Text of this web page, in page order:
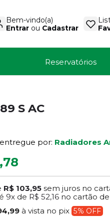
Bem-vindo(a)
Entrarou Cadastrar
Reservatórios
S AC
por: Radiadores
R$ 103,95 sem juros no
9x de R$ 52,16 no cartão
à vista no pix 5% OFF